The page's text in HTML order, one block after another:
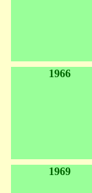
1966
1969